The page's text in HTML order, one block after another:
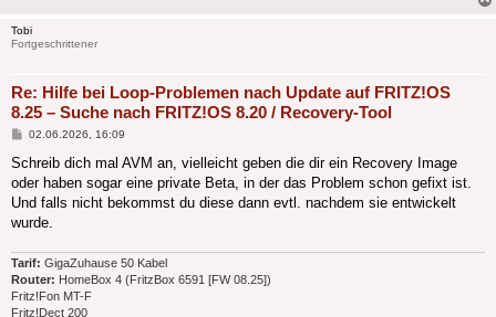
Tobi
Fortgeschrittener
Re: Hilfe bei Loop-Problemen nach Update auf FRITZ!OS
8.25 – Suche nach FRITZ!OS 8.20 / Recovery-Tool
Beitrag
02.06.2026, 16:09
Schreib dich mal AVM an, vielleicht geben die dir ein Recovery Image
oder haben sogar eine private Beta, in der das Problem schon gefixt ist.
Und falls nicht bekommst du diese dann evtl. nachdem sie entwickelt
wurde.
Tarif: GigaZuhause 50 Kabel
Router: HomeBox 4 (FritzBox 6591 [FW 08.25])
Fritz!Fon MT-F
Fritz!Dect 200